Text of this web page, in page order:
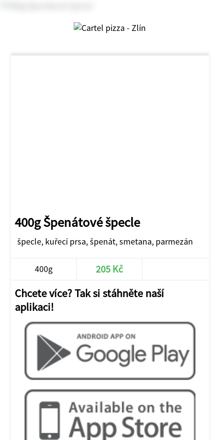
400g Špenátové špecle
špecle, kuřecí prsa, špenát, smetana, parmezán
400g 205 Kč
Chcete více? Tak si stáhněte naší
aplikaci!